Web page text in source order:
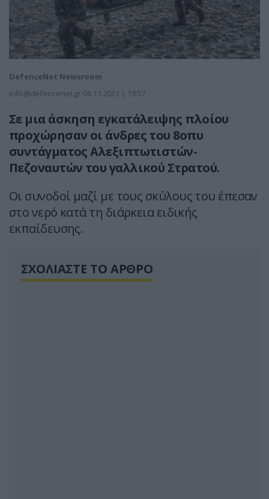
DefenceNet Newsroom
info@defencenet.gr 06.11.2021 | 19:57
Σε μια άσκηση εγκατάλειψης πλοίου
προχώρησαν οι άνδρες του 8οπυ
συντάγματος Αλεξιπτωτιστών-
Πεζοναυτών του γαλλικού Στρατού.
Οι συνοδοί μαζί με τους σκύλους του έπεσαν
στο νερό κατά τη διάρκεια ειδικής
εκπαίδευσης.
ΣΧΟΛΙΑΣΤΕ ΤΟ ΑΡΘΡΟ